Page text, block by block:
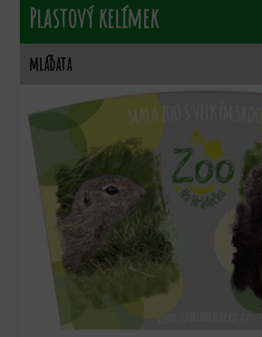
Plastový kelímek
mláďata